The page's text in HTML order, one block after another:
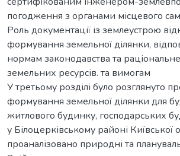
погодження з органами місцевого
Роль документації із землеустрою
формування земельної ділянки,
нормам законодавства та
земельних ресурсів. та вимогам
У третьому розділі було розглянуто
формування земельної ділянки для
житлового будинку, господарських
у Білоцерківському районі Київської
проаналізовано природні та